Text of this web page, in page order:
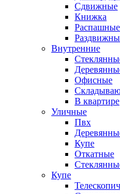
Сдвижные
Книжка
Распашные
Внутренние
Офисные
В квартире
Уличные
Пвх
Купе
Откатные
Купе